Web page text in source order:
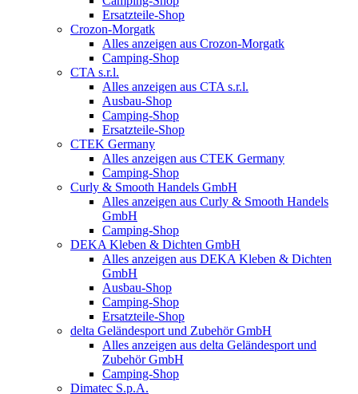
Ersatzteile-Shop
Crozon-Morgatk
Alles anzeigen aus Crozon-Morgatk
Camping-Shop
CTA s.r.l.
Alles anzeigen aus CTA s.r.l.
Ausbau-Shop
Camping-Shop
Ersatzteile-Shop
CTEK Germany
Alles anzeigen aus CTEK Germany
Camping-Shop
Curly & Smooth Handels GmbH
Alles anzeigen aus Curly & Smooth Handels
GmbH
Camping-Shop
DEKA Kleben & Dichten GmbH
Alles anzeigen aus DEKA Kleben & Dichten
GmbH
Ausbau-Shop
Camping-Shop
Ersatzteile-Shop
delta Geländesport und Zubehör GmbH
Alles anzeigen aus delta Geländesport und
Zubehör GmbH
Camping-Shop
Dimatec S.p.A.